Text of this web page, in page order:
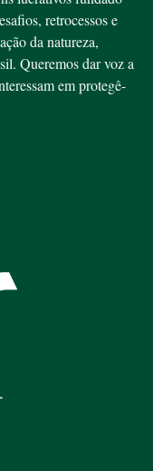
retrocessos e
da natureza,
Queremos dar voz a
em protegê-